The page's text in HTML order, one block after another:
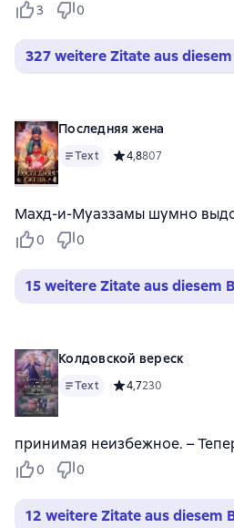
3 0
327 weitere Zitate aus
Последняя жена
Text Средний рейтинг 4,8
4,8807
Махд-и-Муаззамы шумно
0 0
15 weitere Zitate aus diesem
Колдовской вереск
Text Средний рейтинг 4,7
4,7230
принимая неизбежное. –
0 0
12 weitere Zitate aus diesem